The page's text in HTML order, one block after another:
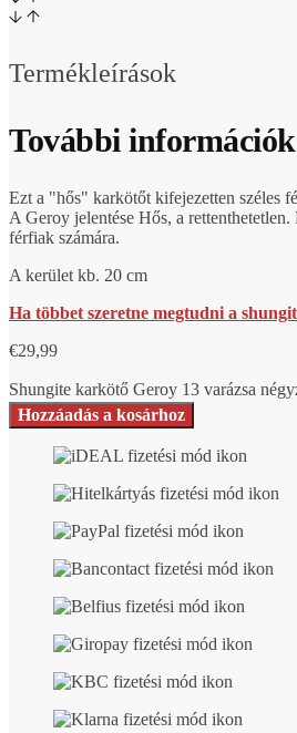
Termékleírások
További információk
Ezt a "hős" karkötőt kifejezetten széles
A Geroy jelentése Hős, a
férfiak számára.
A kerület kb. 20 cm
Ha többet szeretne megtudni a
€29,99
Shungite karkötő Geroy 13 varázsa
Hozzáadás a kosárhoz